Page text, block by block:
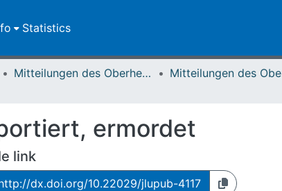
Statistics
Mitteilungen des Oberhessischen Geschichtsvereins Gießen
ermordet
link
dx.doi.org/10.22029/jlupub-4117